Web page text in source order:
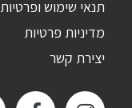
תנאי שימוש ופרטיות
מדיניות פרטיות
יצירת קשר